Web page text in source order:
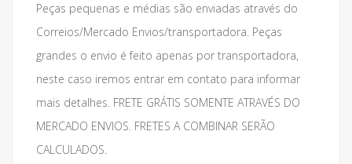
Peças pequenas e médias são enviadas através do
Correios/Mercado Envios/transportadora. Peças
grandes o envio é feito apenas por transportadora,
neste caso iremos entrar em contato para informar
mais detalhes. FRETE GRÁTIS SOMENTE ATRAVÉS DO
MERCADO ENVIOS. FRETES A COMBINAR SERÃO
CALCULADOS.